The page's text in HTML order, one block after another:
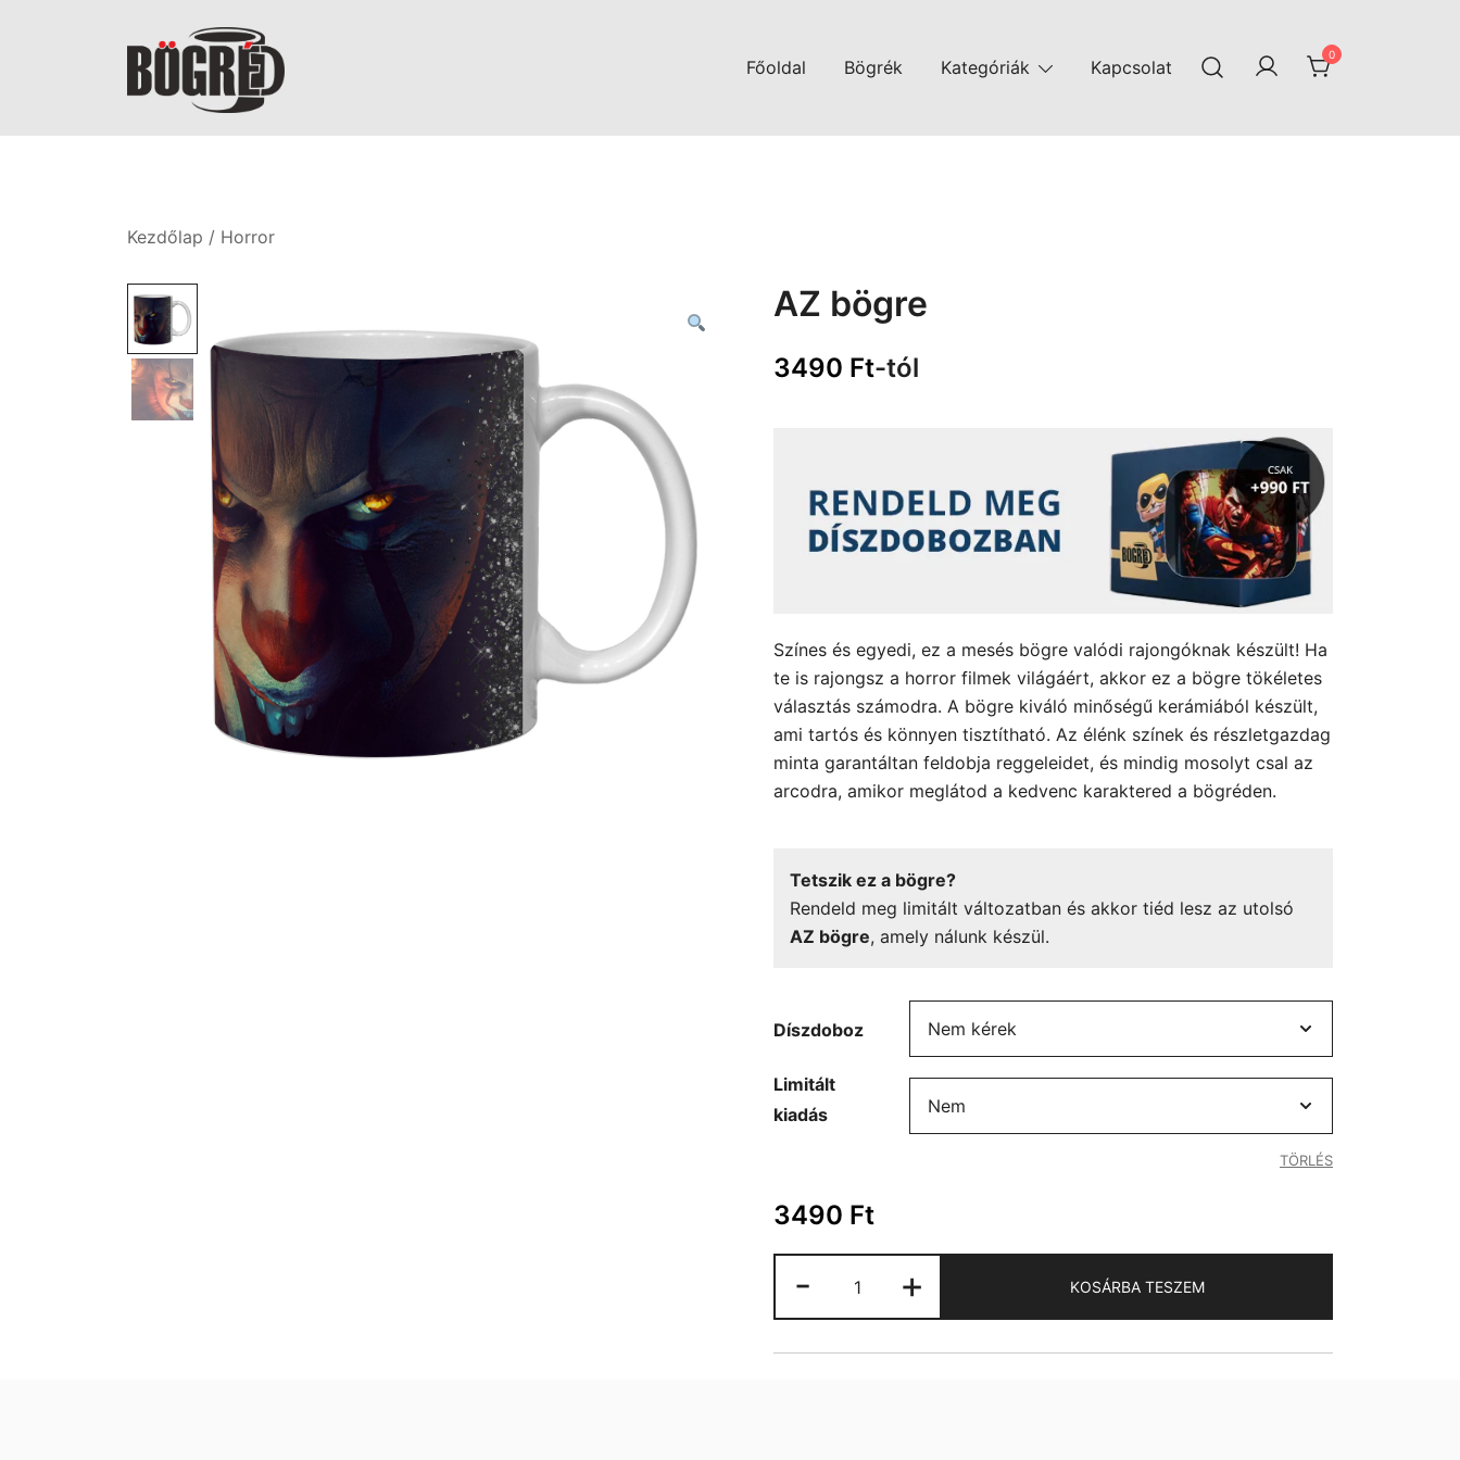
Bögréd
Főoldal Bögrék Kategóriák Kapcsolat
0
Kezdőlap / Horror
AZ bögre
3490 Ft-tól
Színes és egyedi, ez a mesés bögre valódi rajongóknak készült! Ha
te is rajongsz a horror filmek világáért, akkor ez a bögre tökéletes
választás számodra. A bögre kiváló minőségű kerámiából készült,
ami tartós és könnyen tisztítható. Az élénk színek és részletgazdag
minta garantáltan feldobja reggeleidet, és mindig mosolyt csal az
arcodra, amikor meglátod a kedvenc karaktered a bögréden.
Tetszik ez a bögre?
Rendeld meg limitált változatban és akkor tiéd lesz az utolsó
AZ bögre, amely nálunk készül.
Díszdoboz
Limitált
kiadás
TÖRLÉS
3490 Ft
-
bögre
mennyiség
+ KOSÁRBA TESZEM